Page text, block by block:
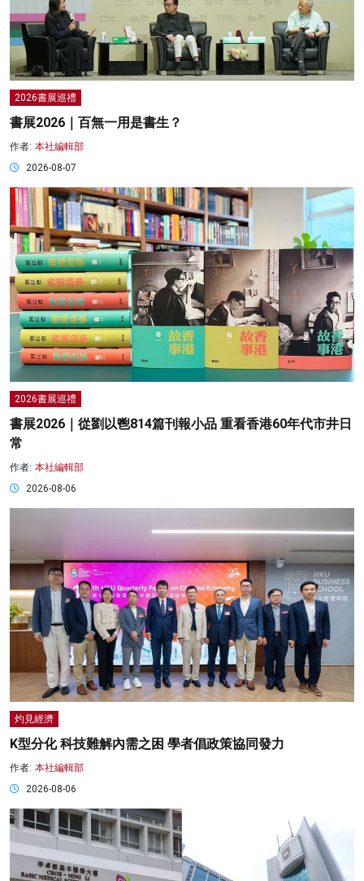
2026書展巡禮
書展2026｜百無一用是書生？
作者: 本社編輯部
2026-08-07
2026書展巡禮
書展2026｜從劉以鬯814篇刊報小品 重看香港60年代市井日
常
作者: 本社編輯部
2026-08-06
灼見經濟
K型分化 科技難解內需之困 學者倡政策協同發力
作者: 本社編輯部
2026-08-06